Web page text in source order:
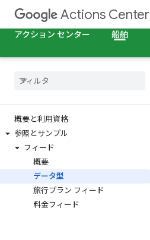
Actions Center
アクション センター
船舶
概要と利用資格
参照とサンプル
フィード
概要
データ型
旅行プラン フィード
料金フィード